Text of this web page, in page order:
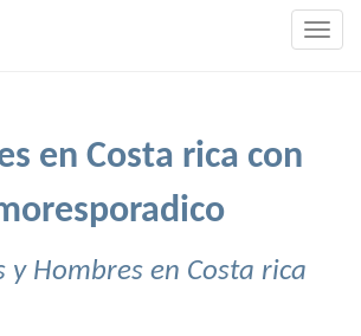
en Costa rica con
y Hombres en Costa rica